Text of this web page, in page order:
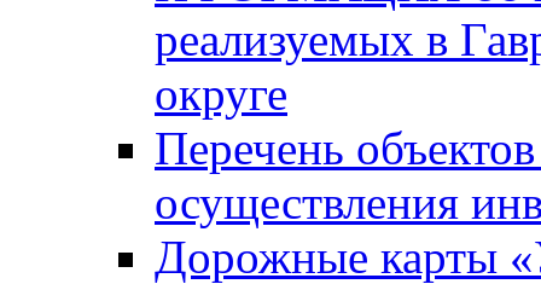
реализуемых в
округе
Перечень
осуществления
Дорожные карты